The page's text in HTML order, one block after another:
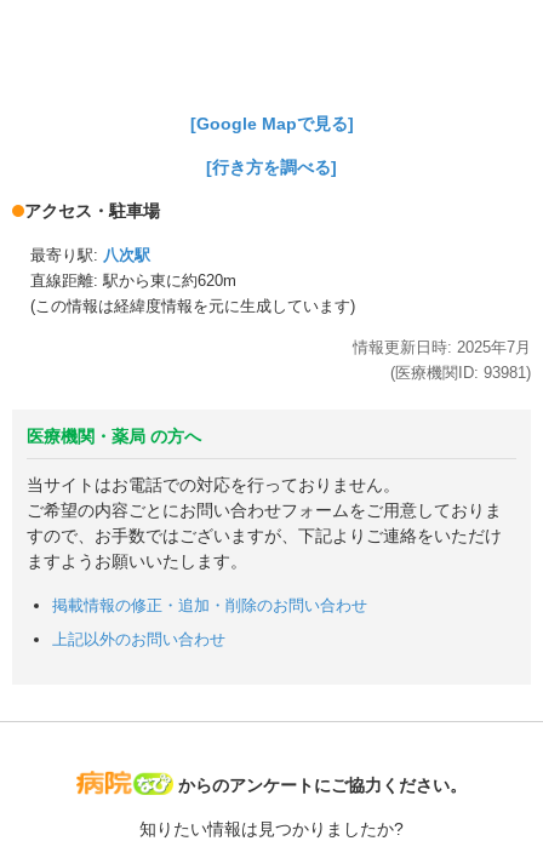
[Google Mapで見る]
[行き方を調べる]
アクセス・駐車場
最寄り駅: 八次駅
直線距離: 駅から東に約620m
(この情報は経緯度情報を元に生成しています)
情報更新日時: 2025年7月
(医療機関ID: 93981)
医療機関・薬局 の方へ
当サイトはお電話での対応を行っておりません。
ご希望の内容ごとにお問い合わせフォームをご用意しておりま
すので、お手数ではございますが、下記よりご連絡をいただけ
ますようお願いいたします。
掲載情報の修正・追加・削除のお問い合わせ
上記以外のお問い合わせ
病院なび
からのアンケートにご協力ください。
知りたい情報は見つかりましたか?